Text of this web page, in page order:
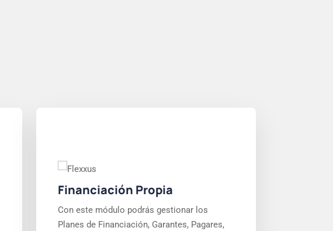
Financiación Propia
Con este módulo podrás gestionar los
Planes de Financiación, Garantes, Pagares,